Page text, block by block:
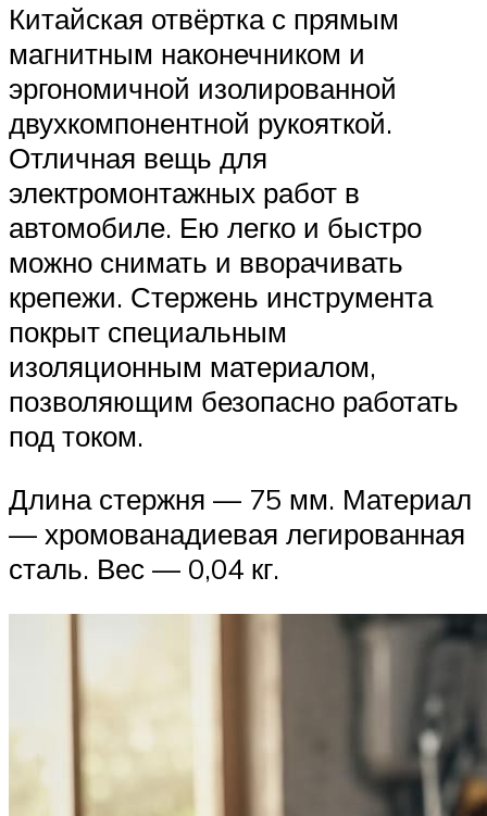
Китайская отвёртка с прямым
магнитным наконечником и
эргономичной изолированной
двухкомпонентной рукояткой.
Отличная вещь для
электромонтажных работ в
автомобиле. Ею легко и быстро
можно снимать и вворачивать
крепежи. Стержень инструмента
покрыт специальным
изоляционным материалом,
позволяющим безопасно работать
под током.
Длина стержня — 75 мм. Материал
— хромованадиевая легированная
сталь. Вес — 0,04 кг.